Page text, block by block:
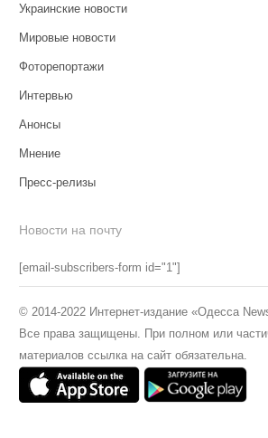
Украинские новости
Мировые новости
Фоторепортажи
Интервью
Анонсы
Мнение
Пресс-релизы
Новости на почту
[email-subscribers-form id="1"]
© 2014-2022 Интернет-издание «Одесса
Все права защищены. При полном или
материалов ссылка на сайт обязательна.